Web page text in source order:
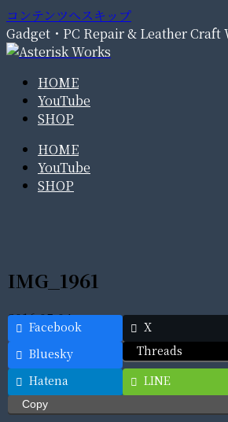
コンテンツへスキップ
Gadget・PC Repair & Leather Craft
HOME
YouTube
SHOP
HOME
YouTube
SHOP
IMG_1961
2016.05.04
Facebook
X
Bluesky
Threads
Hatena
LINE
Copy